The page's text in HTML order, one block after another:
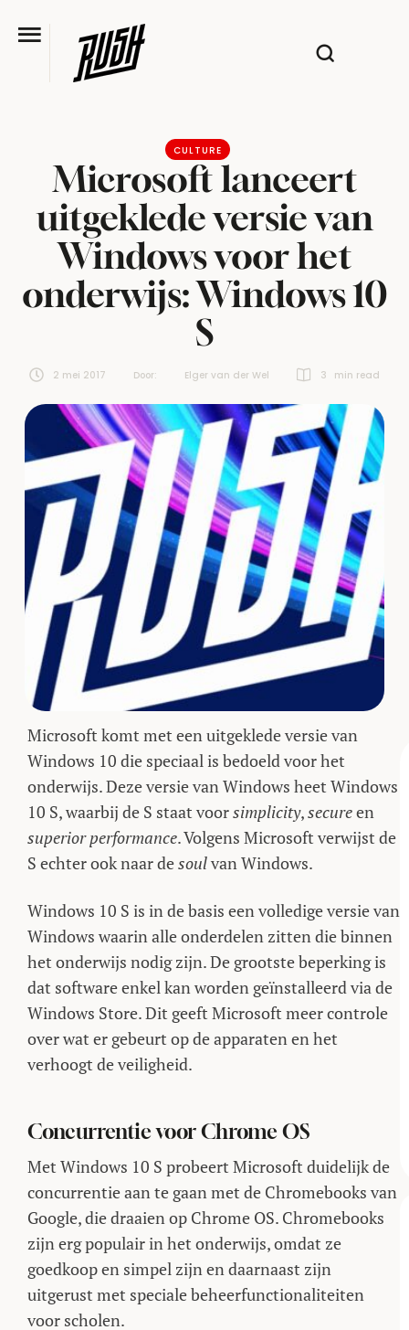
CULTURE
Microsoft lanceert
uitgeklede versie van
Windows voor het
onderwijs: Windows 10
S
2 mei 2017 Door: Elger van der Wel 3 min read
Microsoft komt met een uitgeklede versie van
Windows 10 die speciaal is bedoeld voor het
onderwijs. Deze versie van Windows heet Windows
10 S, waarbij de S staat voorsimplicity,secureen
superior performance. Volgens Microsoft verwijst de
S echter ook naar desoulvan Windows.
Windows 10 S is in de basis een volledige versie van
Windows waarin alle onderdelen zitten die binnen
het onderwijs nodig zijn. De grootste beperking is
dat software enkel kan worden geïnstalleerd via de
Windows Store. Dit geeft Microsoft meer controle
over wat er gebeurt op de apparaten en het
verhoogt de veiligheid.
Concurrentie voor Chrome OS
Met Windows 10 S probeert Microsoft duidelijk de
concurrentie aan te gaan met de Chromebooks van
Google, die draaien op Chrome OS. Chromebooks
zijn erg populair in het onderwijs, omdat ze
goedkoop en simpel zijn en daarnaast zijn
uitgerust met speciale beheerfunctionaliteiten
voor scholen.